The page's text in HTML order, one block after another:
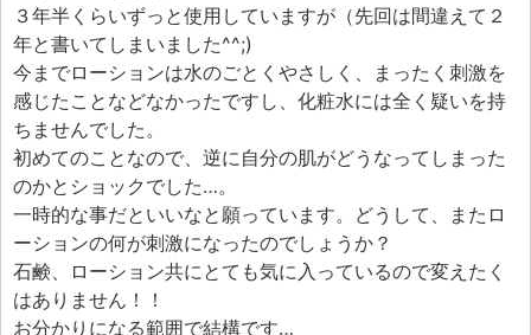
３年半くらいずっと使用していますが（先回は間違えて２
年と書いてしまいました^^;)
今までローションは水のごとくやさしく、まったく刺激を
感じたことなどなかったですし、化粧水には全く疑いを持
ちませんでした。
初めてのことなので、逆に自分の肌がどうなってしまった
のかとショックでした…。
一時的な事だといいなと願っています。どうして、またロ
ーションの何が刺激になったのでしょうか？
石鹸、ローション共にとても気に入っているので変えたく
はありません！！
お分かりになる範囲で結構です…